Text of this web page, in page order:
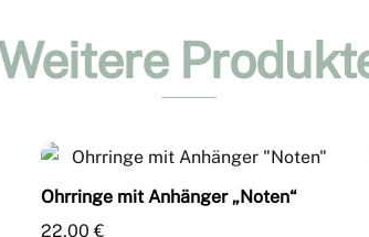
Ohrringe mit Anhänger „Noten“
22,00€